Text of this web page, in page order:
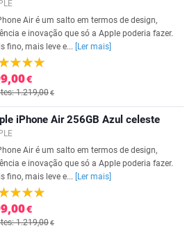
Air é um salto em termos de design,
e inovação que só a Apple poderia fazer.
fino, mais leve e...
[Ler mais]
€
1.219,00€
iPhone Air 256GB Azul celeste
Air é um salto em termos de design,
e inovação que só a Apple poderia fazer.
fino, mais leve e...
[Ler mais]
€
1.219,00€